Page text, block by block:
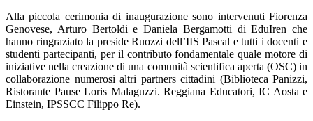
Alla piccola cerimonia di inaugurazione sono intervenuti Fiorenza
Genovese, Arturo Bertoldi e Daniela Bergamotti di EduIren che
hanno ringraziato la preside Ruozzi dell’IIS Pascal e tutti i docenti e
studenti partecipanti, per il contributo fondamentale quale motore di
iniziative nella creazione di una comunità scientifica aperta (OSC) in
collaborazione numerosi altri partners cittadini (Biblioteca Panizzi,
Ristorante Pause Loris Malaguzzi. Reggiana Educatori, IC Aosta e
Einstein, IPSSCC Filippo Re).